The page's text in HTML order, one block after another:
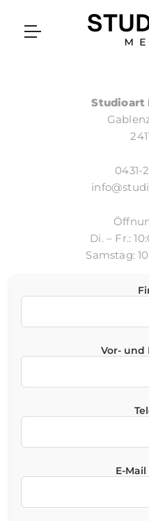
Studioart
0431-
Di. – Fr.:
Samstag:
Vor- und
E-